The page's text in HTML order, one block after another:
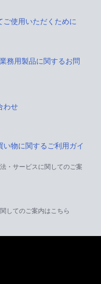
使用いただくために
務用製品に関するお問
わせ
い物に関するご利用ガイ
・サービスに関してのご案
してのご案内はこちら